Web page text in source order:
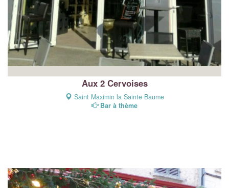
Aux 2 Cervoises
Saint Maximin la Sainte Baume
Bar à thème